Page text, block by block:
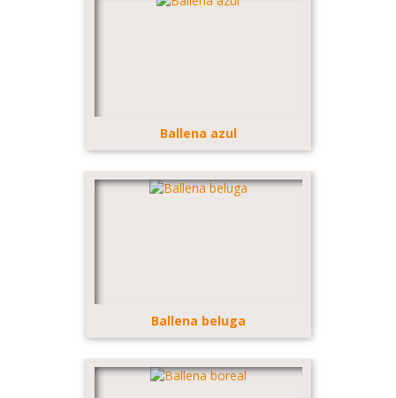
Ballena azul
Ballena beluga